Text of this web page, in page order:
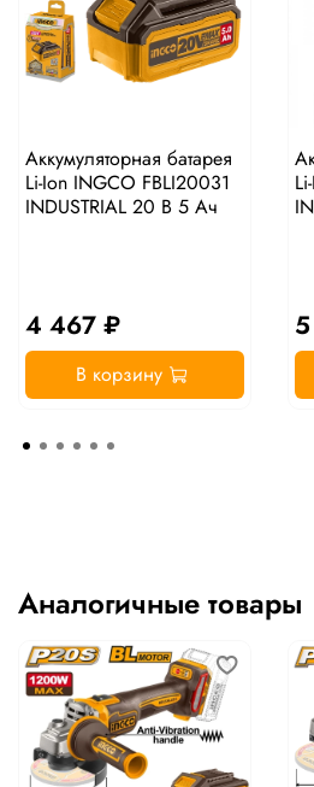
Аккумуляторная батарея
Li-Ion INGCO FBLI20031
INDUSTRIAL 20 В 5 Ач
4 467 ₽
В корзину
Аналогичные товары